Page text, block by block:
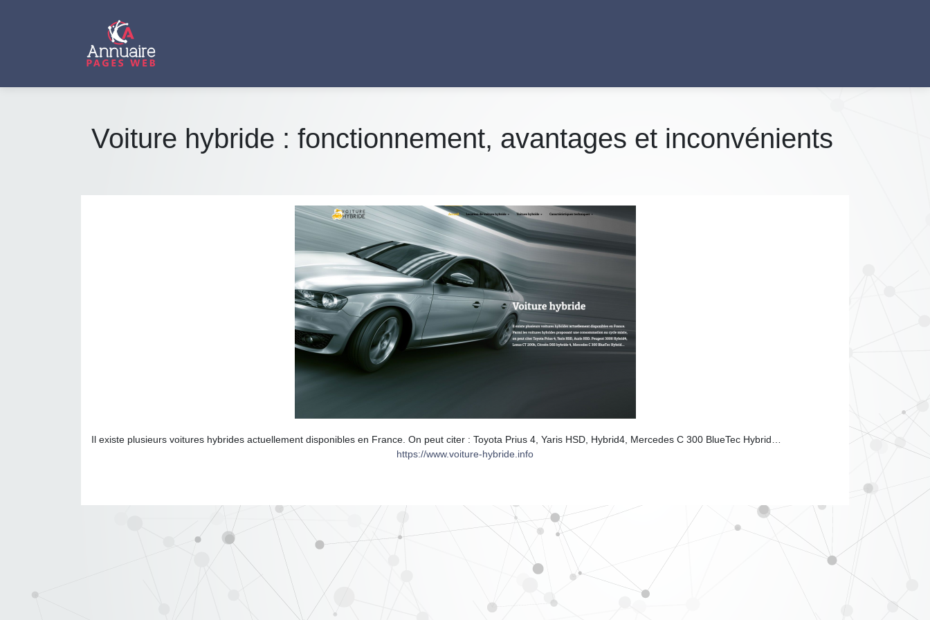
Voiture hybride : fonctionnement, avantages et inconvénients
Il existe plusieurs voitures hybrides actuellement disponibles en France. On peut citer : Toyota Prius 4, Yaris HSD, Hybrid4, Mercedes C 300 BlueTec Hybrid…
https://www.voiture-hybride.info